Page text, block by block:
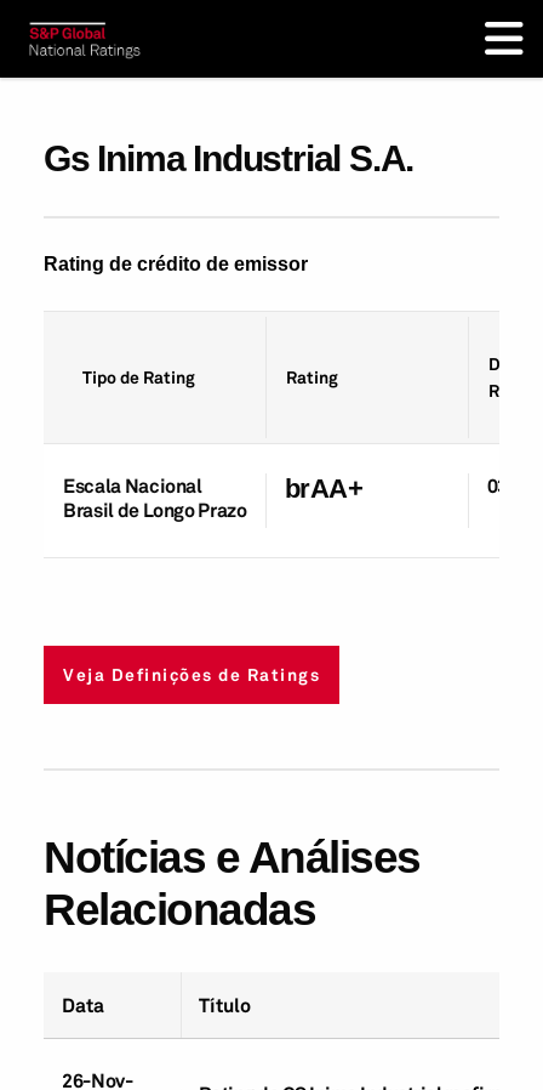
Gs Inima Industrial S.A.
Rating de crédito de emissor
Tipo de Rating Rating
Data
Rating
Escala Nacional
Brasil de Longo Prazo
brAA+ 03-
Veja Definições de Ratings
Notícias e Análises
Relacionadas
Data Título
26-Nov-